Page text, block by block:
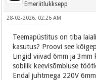
Emeriitlukksepp
28-02-2026, 02:26 AM
Teemapüstitus on tiba
kasutus? Proovi see
Lingid viivad 6mm ja 3mm
sobilik keevisõmbluse
Endal juhtmega 220V